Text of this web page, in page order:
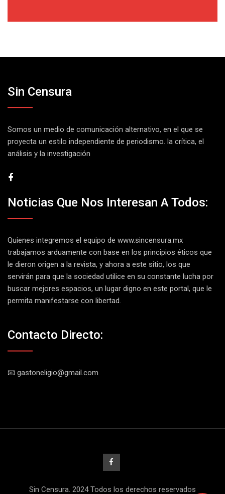
Sin Censura
Somos un medio de comunicación alternativo, en el que se
proyecta un estilo independiente de periodismo. la crítica, el
análisis y la investigación
Noticias Que Nos Interesan A Todos:
Quienes integremos el equipo de www.sincensura.mx
trabajamos arduamente con base en los principios éticos que
le dieron origen a la revista, y ahora a este sitio, los que
servirán para que la sociedad utilice en su constante lucha por
buscar mejores espacios, un lugar digno en este portal, que le
permita manifestarse con libertad.
Contacto Directo:
📧 gastoneligio@gmail.com
Sin Censura. 2024 Todos los derechos reservados